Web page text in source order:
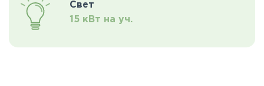
Свет
15 кВт на уч.